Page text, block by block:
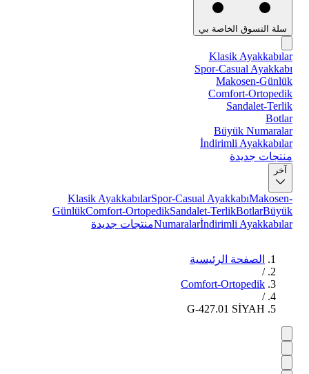
سلة التسوق الخاصة بي
Klasik Ayakkabılar
Spor-Casual Ayakkabı
Makosen-Günlük
Comfort-Ortopedik
Sandalet-Terlik
Botlar
Büyük Numaralar
İndirimli Ayakkabılar
منتجات جديدة
آخر
Klasik AyakkabılarSpor-Casual AyakkabıMakosen-
GünlükComfort-OrtopedikSandalet-TerlikBotlarBüyük
Numaralarİndirimli Ayakkabılar منتجات جديدة
الصفحة الرئيسية
/
Comfort-Ortopedik
/
G-427.01 SİYAH